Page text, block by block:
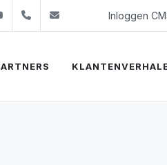
Youtube+31 (0)24 350 54 00
sales@evalue8.nl
Inloggen